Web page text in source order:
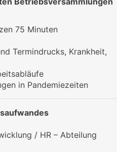
75 Minuten
Termindrucks, Krankheit,
in Pandemiezeiten
/ HR – Abteilung